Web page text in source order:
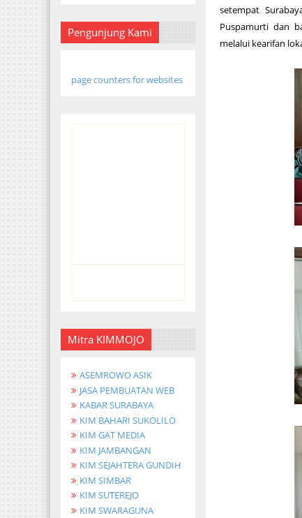
Pengunjung Kami
page counters for websites
Mitra KIMMOJO
ASEMROWO ASIK
JASA PEMBUATAN WEB
KABAR SURABAYA
KIM BAHARI SUKOLILO
KIM GAT MEDIA
KIM JAMBANGAN
KIM SEJAHTERA GUNDIH
KIM SIMBAR
KIM SUTEREJO
KIM SWARAGUNA
setempat
Puspamurti dan
melalui kearifan